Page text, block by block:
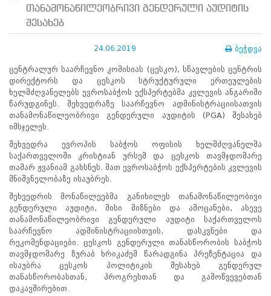
სტრუქტურული
ნორმატიული
გეგმა
სამოქმედო
გეგმა
არჩევნების
სანდოობის
რისკების
მართვის
გეგმა
გენდერული
თანასწორობის
პოლიტიკა
მემორანდუმი
მიღწევები
ხარისხის
პოლიტიკა
სიახლეები
საჯარო
ინფორმაცია
სასწავლო
თანამონაწილეობრივი გენდერული აუდიტის
შესახებ
24.06.2019 ბეჭდვა
ცენტრალურ საარჩევნო კომისიას (ცესკო), სწავლების ცენტრის
დირექტორს და ცესკოს სტრუქტურული ერთეულების
ხელმძღვანელებს ევროსაბჭოს ექსპერტებმა კვლევის ანგარიში
წარუდგინეს. შეხვედრაზე საარჩევნო ადმინისტრაციისათვის
თანამონაწილეობრივი გენდერული აუდიტის (PGA) შესახებ
იმსჯელეს.
შეხვედრა ევროპის საბჭოს ოფისის ხელმძღვანელმა
საქართველოში კრისტიან ურსემ და ცესკოს თავმჯდომარე
თამარ ჟვანიამ გახსნეს. მათ ევროსაბჭოს ექსპერტების კვლევის
მნიშვნელობაზე ისაუბრეს.
შეხვედრის მონაწილეებმა განიხილეს თანამონაწილეობივი
გენდერული აუდიტი, მისი მიზნები და ამოცანები, ასევე
თანამონაწილეობრივი გენდერული აუდიტი საქართველოს
საარჩევნო ადმინისტრაციისთვის, დასკვნები და
რეკომენდაციები. ცესკოს გენდერული თანასწორობის საბჭოს
თავმჯდომარე ზურაბ ხრიკაძემ წარადგინა პრეზენტაცია და
ისაუბრა ცესკოს პოლიტიკის შესახებ გენდერულ
თანასწორობასთან, პროგრესთან და გამოწვევებთან
დაკავშირებით.